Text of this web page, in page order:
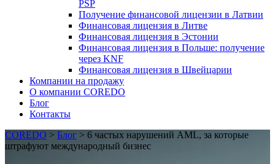
PSP
Получение финансовой лицензии в Латвии
Финансовая лицензия в Литве
Финансовая лицензия в Эстонии
Финансовая лицензия в Польше: получение
через KNF
Финансовая лицензия в Швейцарии
Компании на продажу
О компании COREDO
Блог
Контакты
COREDO > Блог > 6 частых нарушений AML, за которые
штрафуют международный бизнес